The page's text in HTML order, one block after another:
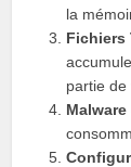
la
Fichiers
partie de